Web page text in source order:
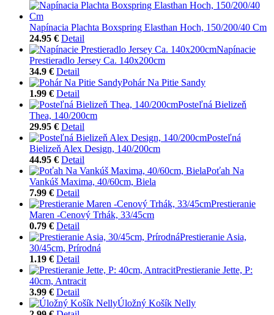
Napínacia Plachta Boxspring Elasthan Hoch, 150/200/40 Cm
24.95 € Detail
Napínacie
Prestieradlo Jersey Ca. 140x200cm
34.9 € Detail
Pohár Na Pitie Sandy
1.99 € Detail
Posteľná Bielizeň
Thea, 140/200cm
29.95 € Detail
Posteľná
Bielizeň Alex Design, 140/200cm
44.95 € Detail
Poťah Na
Vankúš Maxima, 40/60cm, Biela
7.99 € Detail
Prestieranie
Maren -Cenový Trhák, 33/45cm
0.79 € Detail
Prestieranie Asia,
30/45cm, Prírodná
1.19 € Detail
Prestieranie Jette, P:
40cm, Antracit
3.99 € Detail
Úložný Košík Nelly